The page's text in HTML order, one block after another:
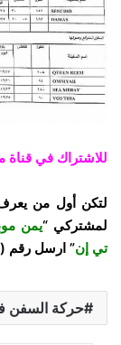
للاشتراك في قناة
لتكن أول من
لمشتركي “يمن
تي إن” ارسل رقم (
حركة السفن